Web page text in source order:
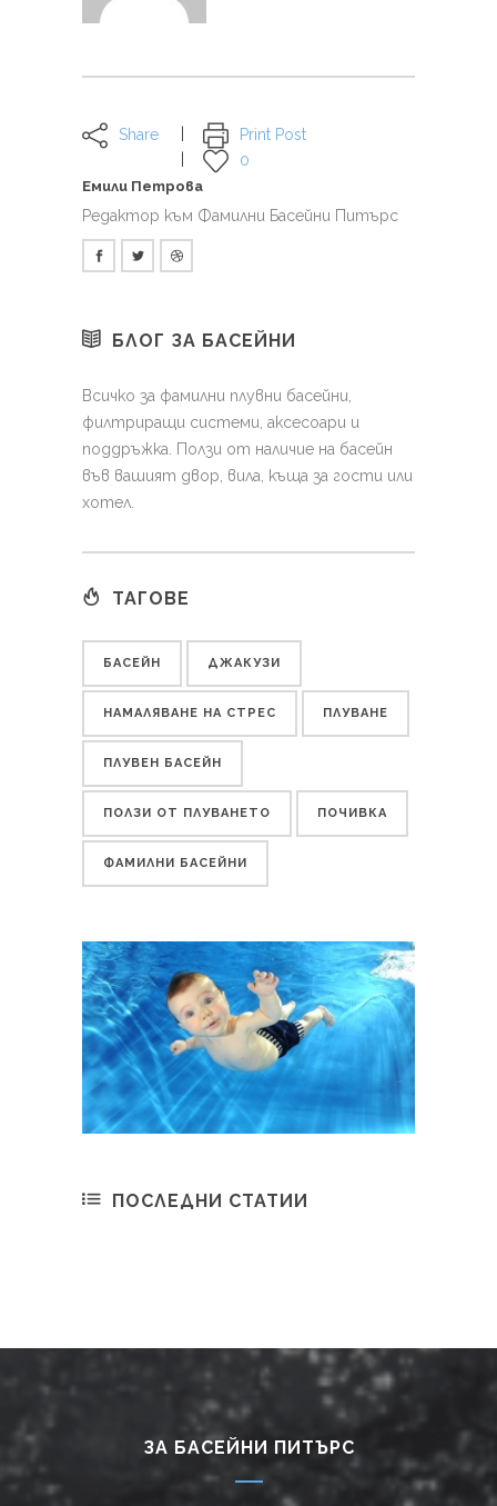
Share
Print Post
0
Емили Петрова
Редактор към Фамилни Басейни Питърс
БЛОГ ЗА БАСЕЙНИ
Всичко за фамилни плувни басейни,
филтриращи системи, аксесоари и
поддръжка. Ползи от наличие на басейн
във вашият двор, вила, къща за гости или
хотел.
ТАГОВЕ
БАСЕЙН ДЖАКУЗИ
НАМАЛЯВАНЕ НА СТРЕС ПЛУВАНЕ
ПЛУВЕН БАСЕЙН
ПОЛЗИ ОТ ПЛУВАНЕТО ПОЧИВКА
ФАМИЛНИ БАСЕЙНИ
ПОСЛЕДНИ СТАТИИ
ЗА БАСЕЙНИ ПИТЪРС